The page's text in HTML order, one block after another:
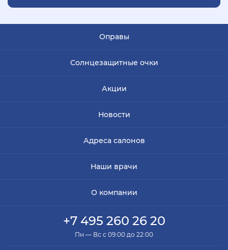
Оправы
Солнцезащитные очки
Акции
Новости
Адреса салонов
Наши врачи
О компании
+7 495 260 26 20
Пн — Вс с 09:00 до 22:00